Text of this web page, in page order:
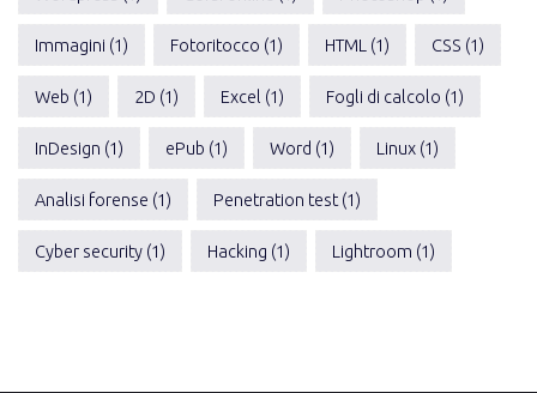
Immagini (1) Fotoritocco (1) HTML (1) CSS (1)
Web (1) 2D (1) Excel (1) Fogli di calcolo (1)
InDesign (1) ePub (1) Word (1) Linux (1)
Analisi forense (1) Penetration test (1)
Cyber security (1) Hacking (1) Lightroom (1)